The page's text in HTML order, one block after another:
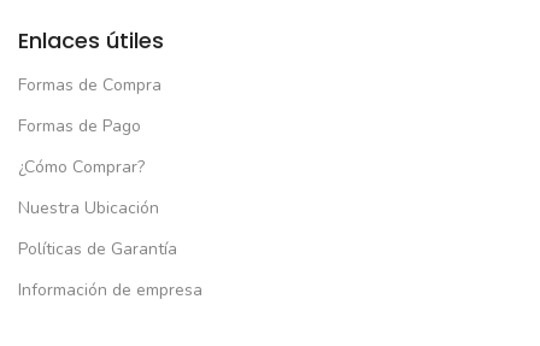
Enlaces útiles
Formas de Compra
Formas de Pago
¿Cómo Comprar?
Nuestra Ubicación
Políticas de Garantía
Información de empresa